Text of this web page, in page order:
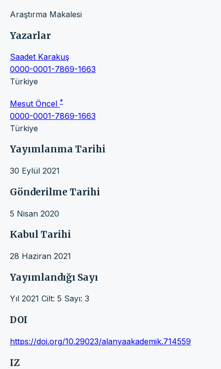
Araştırma Makalesi
Yazarlar
Saadet Karakuş
0000-0001-7869-1663
Türkiye
Mesut Öncel *
0000-0001-7869-1663
Türkiye
Yayımlanma Tarihi
30 Eylül 2021
Gönderilme Tarihi
5 Nisan 2020
Kabul Tarihi
28 Haziran 2021
Yayımlandığı Sayı
Yıl 2021 Cilt: 5 Sayı: 3
DOI
https://doi.org/10.29023/alanyaakademik.714559
IZ